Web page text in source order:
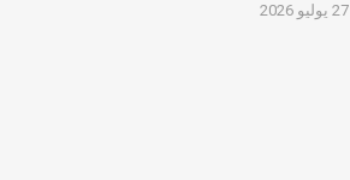
27 يوليو 2026